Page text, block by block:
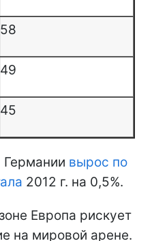
58
49
45
вырос по
2012 г. на 0,5%.
Европа рискует
на мировой арене.